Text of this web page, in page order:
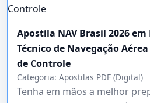
Apostila NAV Brasil 2026 em
Técnico de Navegação
de Controle
Categoria: Apostilas PDF (Digital)
Tenha em mãos a melhor